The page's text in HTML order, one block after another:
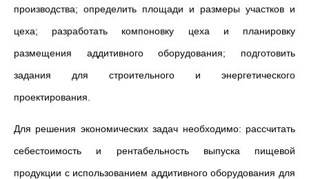
производства; определить площади и размеры участков и
цеха; разработать компоновку цеха и планировку
размещения аддитивного оборудования; подготовить
задания для строительного и энергетического
проектирования.
Для решения экономических задач необходимо: рассчитать
себестоимость и рентабельность выпуска пищевой
продукции с использованием аддитивного оборудования для